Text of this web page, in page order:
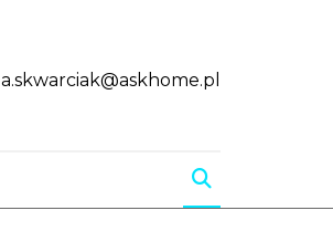
a.skwarciak@askhome.pl